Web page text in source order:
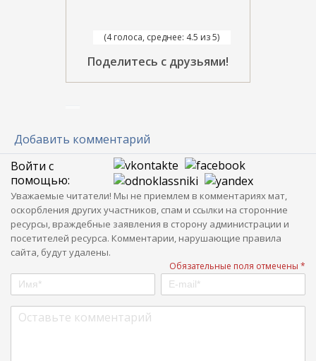
(4 голоса, среднее: 4.5 из 5)
Поделитесь с друзьями!
Добавить комментарий
Войти с
помощью:
Уважаемые читатели! Мы не приемлем в комментариях мат,
оскорбления других участников, спам и ссылки на сторонние
ресурсы, враждебные заявления в сторону администрации и
посетителей ресурса. Комментарии, нарушающие правила
сайта, будут удалены.
Обязательные поля отмечены *